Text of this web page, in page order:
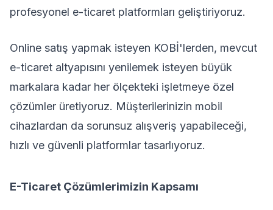
profesyonel e-ticaret platformları geliştiriyoruz.
Online satış yapmak isteyen KOBİ'lerden, mevcut
e-ticaret altyapısını yenilemek isteyen büyük
markalara kadar her ölçekteki işletmeye özel
çözümler üretiyoruz. Müşterilerinizin mobil
cihazlardan da sorunsuz alışveriş yapabileceği,
hızlı ve güvenli platformlar tasarlıyoruz.
E-Ticaret Çözümlerimizin Kapsamı